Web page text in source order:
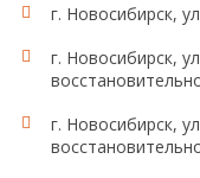
г. Новосибирск,
г. Новосибирск,
г. Новосибирск,